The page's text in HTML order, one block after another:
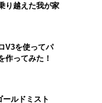
り越えた我が家
V3を使ってパ
作ってみた！
ールドミスト